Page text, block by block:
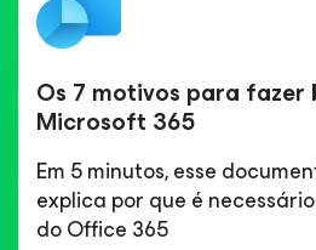
Os 7 motivos para fazer
Microsoft 365
Em 5 minutos, esse
explica por que é
do Office 365